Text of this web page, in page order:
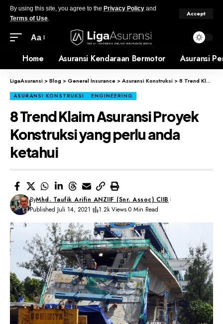
By using this site, you agree to the Privacy Policy and
Terms of Use.
Accept
Aa
Home Asuransi Kendaraan Bermotor Asuransi
LigaAsuransi >Blog >General Insurance >Asuransi Konstruksi >8 Trend Klaim Asuransi Proyek Konstruksi yang perlu anda ketahui
ASURANSI KONSTRUKSI ENGINEERING
8 Trend Klaim Asuransi Proyek
Konstruksi yang perlu anda
ketahui
ByMhd. Taufik Arifin ANZIIF (Snr. Assoc) CIIB
Published Juli 14, 2021
1.2k Views 0 Min Read